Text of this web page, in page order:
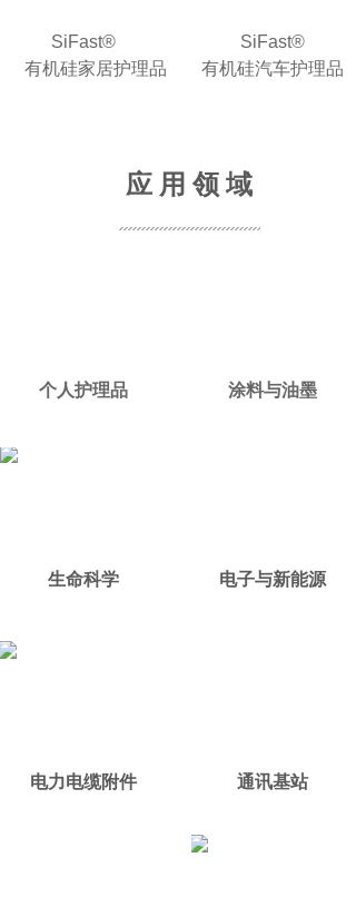
SiFast®
有机硅家居护理品
SiFast®
有机硅汽车护理品
应 用 领 域
个人护理品 涂料与油墨
电子与新能源
生命科学
通讯基站
电力电缆附件